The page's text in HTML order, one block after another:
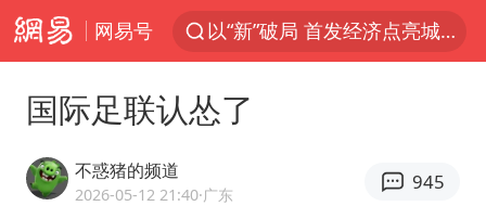
网易号
以“新”破局 首发经济点亮城市消费活力
80后女柜员逆袭成4200亿银行副行长
国际足联认怂了
不惑猪的频道
2026-05-12 21:40·广东
945